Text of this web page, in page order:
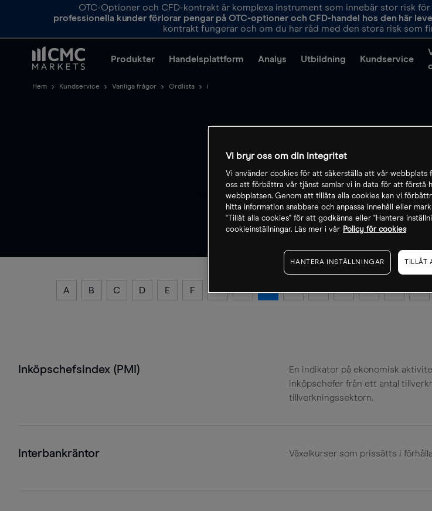
OTC-Optioner och CFD-kontrakt är komplexa instrument som innebär stor risk
professionella kunder förlorar pengar på OTC-optioner och CFD-handel hos den här
kontrakt fungerar och om du har råd med den stora risk som
Produkter Handelsplattform Analys Utbildning Kundservice
Hem Kundservice Vanliga frågor Ordlista i
These are common terms used in the financial services industry
A B C D E F G H I J K L M N O
Inköpschefsindex (PMI)
En indikator på ekonomisk
inköpschefer från ett antal
tillverkningssektorn.
Interbankräntor Växelkurser som prissätts i
Vi bryr oss om din integritet
Vi använder cookies för att säkerställa att vår webbplats
oss att förbättra vår tjänst samlar vi in data för att förstå
webbplatsen. Genom att tillåta alla cookies kan vi
hitta information snabbare och anpassa innehåll eller
"Tillåt alla cookies" för att godkänna eller "Hantera
cookieinställningar. Läs mer i vår Policy för cookies
HANTERA INSTÄLLNINGAR TILLÅT